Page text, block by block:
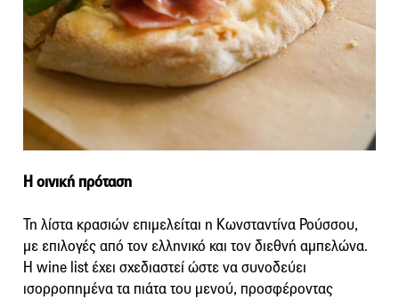
Η οινική πρόταση
Τη λίστα κρασιών επιμελείται η Κωνσταντίνα Ρούσσου,
με επιλογές από τον ελληνικό και τον διεθνή αμπελώνα.
Η wine list έχει σχεδιαστεί ώστε να συνοδεύει
ισορροπημένα τα πιάτα του μενού, προσφέροντας